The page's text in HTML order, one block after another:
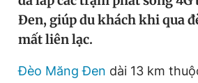
Video
Sản phẩm khác
Đen, giúp du khách khi qua
mất liên lạc.
Đèo Măng Đen dài 13 km